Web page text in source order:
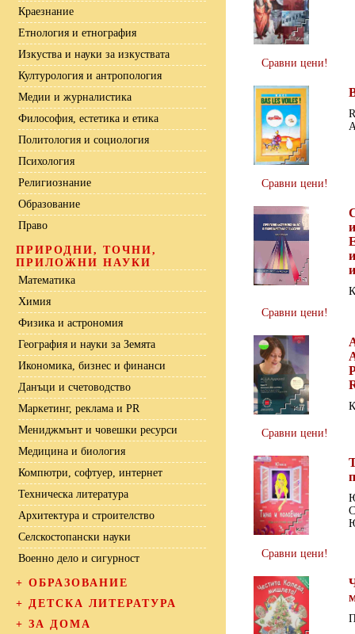
Краезнание
Етнология и етнография
Изкуства и науки за изкуствата
Културология и антропология
Медии и журналистика
Философия, естетика и етика
Политология и социология
Психология
Религиознание
Образование
Право
ПРИРОДНИ, ТОЧНИ,
ПРИЛОЖНИ НАУКИ
Математика
Химия
Физика и астрономия
География и науки за Земята
Икономика, бизнес и финанси
Данъци и счетоводство
Маркетинг, реклама и PR
Мениджмънт и човешки ресурси
Медицина и биология
Компютри, софтуер, интернет
Техническа литература
Архитектура и строителство
Селскостопански науки
Военно дело и сигурност
+ ОБРАЗОВАНИЕ
+ ДЕТСКА ЛИТЕРАТУРА
+ ЗА ДОМА
Сравни цени!
Сравни цени!
Сравни цени!
Сравни цени!
Сравни цени!